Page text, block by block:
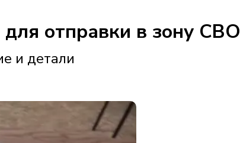
отправки в зону СВО
и детали